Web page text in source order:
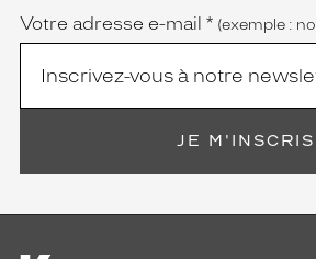
Votre adresse e-mail * (exemple :
JE M'INSCRIS